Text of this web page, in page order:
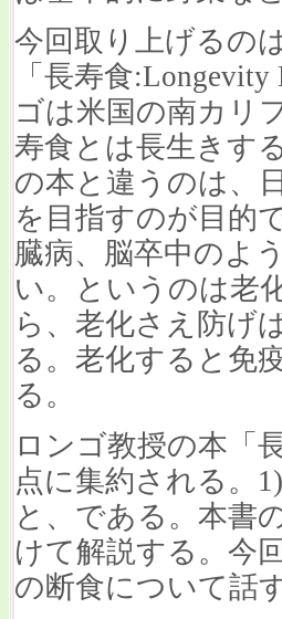
今回取り上げるの
「長寿食
ゴは米国の南カリ
寿食とは長生きす
の本と違うのは、
を目指すのが目的
臓病、脳卒中のよ
い。というのは老
ら、老化さえ防げ
る。老化すると免
る。
ロンゴ教授の本「
点に集約される。
と、である。本書
けて解説する。今
の断食について話す